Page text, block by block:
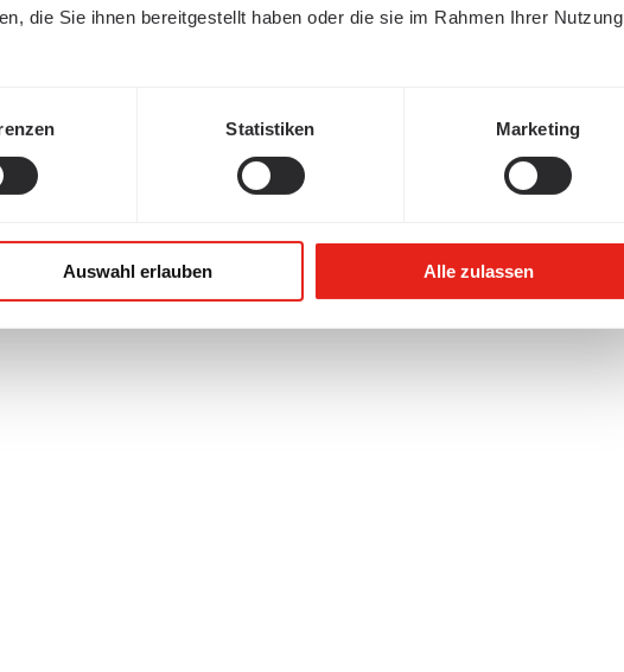
die Sie ihnen bereitgestellt haben oder die sie im Rahmen Ihrer Nutzung
Statistiken Marketing
Auswahl erlauben Alle zulassen